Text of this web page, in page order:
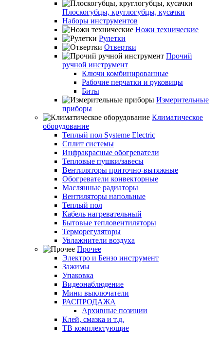
Плоскогубцы, круглогубцы, кусачки
Наборы инструментов
Ножи технические
Рулетки
Отвертки
Прочий
ручной инструмент
Ключи комбинированные
Рабочие перчатки и руковицы
Биты
Измерительные
приборы
Климатическое
оборудование
Теплый пол Systeme Electric
Сплит системы
Инфракрасные обогреватели
Тепловые пушки/завесы
Вентиляторы приточно-вытяжные
Обогреватели конвекторные
Маслянные радиаторы
Вентиляторы напольные
Теплый пол
Кабель нагревательный
Бытовые тепловентиляторы
Терморегуляторы
Увлажнители воздуха
Прочее
Электро и Бензо инструмент
Зажимы
Упаковка
Видеонаблюдение
Мини выключатели
РАСПРОДАЖА
Архивные позиции
Клей, смазка и т.д.
ТВ комплектующие